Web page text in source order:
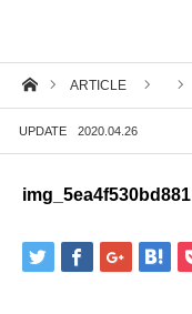
ホームARTICLE
UPDATE 2020.04.26
img_5ea4f530bd881
BIM
IoT